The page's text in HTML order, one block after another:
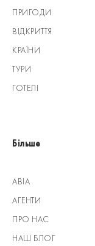
ПРИГОДИ
ВІДКРИТТЯ
КРАЇНИ
ТУРИ
ГОТЕЛІ
Більше
АВІА
АГЕНТИ
ПРО НАС
НАШ БЛОГ